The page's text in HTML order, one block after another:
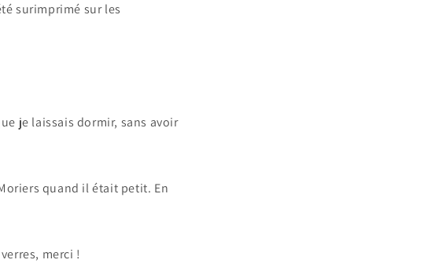
surimprimé sur les
je laissais dormir, sans avoir
quand il était petit. En
merci !